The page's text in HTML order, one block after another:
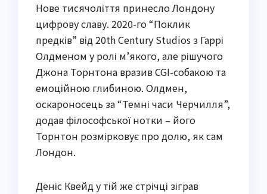
Нове тисячоліття принесло Лондону
цифрову славу. 2020-го “Поклик
предків” від 20th Century Studios з Гаррі
Олдменом у ролі м’якого, але рішучого
Джона Торнтона вразив CGI-собакою та
емоційною глибиною. Олдмен,
оскароносець за “Темні часи Черчилля”,
додав філософської нотки – його
Торнтон розмірковує про долю, як сам
Лондон.
Деніс Квейд у тій же стрічці зіграв